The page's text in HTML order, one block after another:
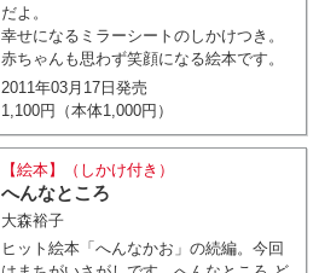
だよ。
幸せになるミラーシートのしかけつき。
赤ちゃんも思わず笑顔になる絵本です。
2011年03月17日発売
1,100円（本体1,000円）
【絵本】（しかけ付き）
へんなところ
大森裕子
ヒット絵本「へんなかお」の続編。今回